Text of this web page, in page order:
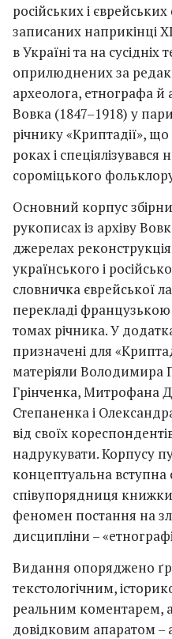
російських і
записаних наприкінці
в Україні та на сусідніх
оприлюднених за
археолога, етнографа
Вовка (1847–1918) у
річнику «Криптадії»,
роках і
сороміцького
Основний корпус
рукописах із архіву
джерелах
українського і
словничка єврейської
перекладі французькою
томах річника. У
призначені для
матеріяли Володимира
Грінченка, Митрофана
Степаненка і
від своїх
надрукувати. Корпусу
концептуальна вступна
співупорядниця
феномен постання на
дисципліни –
Видання опоряджено
текстологічним,
реальним коментарем,
довідковим апаратом –